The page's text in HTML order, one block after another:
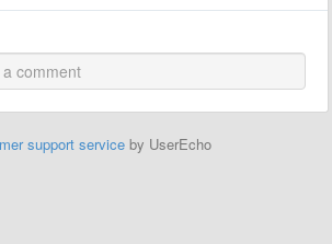
support service by UserEcho